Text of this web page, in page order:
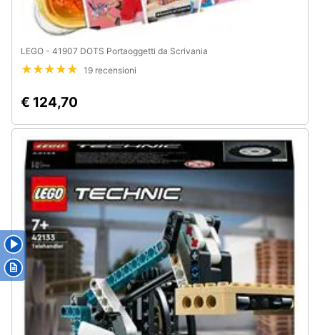
LEGO - 41907 DOTS Portaoggetti da Scrivania
19 recensioni
€ 124,70